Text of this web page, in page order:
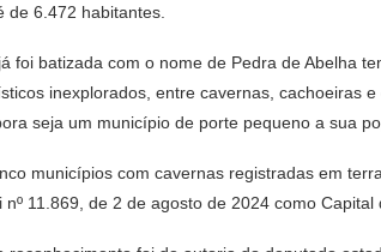
de 6.472 habitantes.
foi batizada com o nome de Pedra de Abelha
inexplorados, entre cavernas, cachoeiras
seja um município de porte pequeno a sua
municípios com cavernas registradas em
nº 11.869, de 2 de agosto de 2024 como